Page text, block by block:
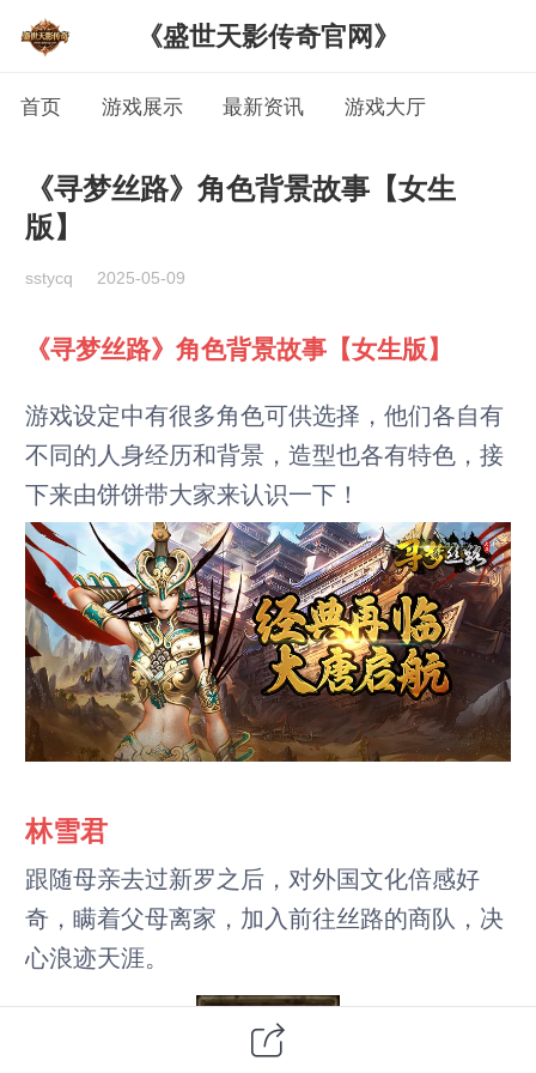
《盛世天影传奇官网》
首页 游戏展示 最新资讯 游戏大厅
《寻梦丝路》角色背景故事【女生
版】
sstycq 2025-05-09
《寻梦丝路》角色背景故事【女生版】
游戏设定中有很多角色可供选择，他们各自有
不同的人身经历和背景，造型也各有特色，接
下来由饼饼带大家来认识一下！
林雪君
跟随母亲去过新罗之后，对外国文化倍感好
奇，瞒着父母离家，加入前往丝路的商队，决
心浪迹天涯。